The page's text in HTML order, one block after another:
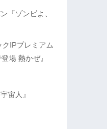
『ゾンビよ、
IPプレミアム
場 熱かぜ』
宙人』